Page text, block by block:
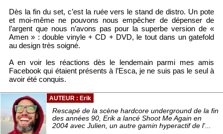
Dès la fin du set, c’est la ruée vers le stand de distro. Un pote
et moi-même ne pouvons nous empêcher de dépenser de
l’argent que nous n’avons pas pour la superbe version de «
Amen » : double vinyle + CD + DVD, le tout dans un gatefold
au design très soigné.
A en voir les réactions dès le lendemain parmi mes amis
Facebook qui étaient présents à l’Esca, je ne suis pas le seul à
avoir été conquis.
AUTEUR : Erik
Rescapé de la scène hardcore underground de la fin
des années 90, Erik a lancé Shoot Me Again en
2004 avec Julien, un autre gamin hyperactif de l'...